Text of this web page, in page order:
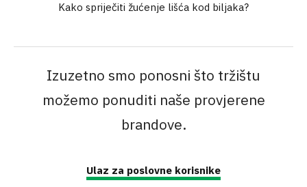
Kako spriječiti žućenje lišća kod biljaka?
Izuzetno smo ponosni što tržištu
možemo ponuditi naše provjerene
brandove.
Ulaz za poslovne korisnike